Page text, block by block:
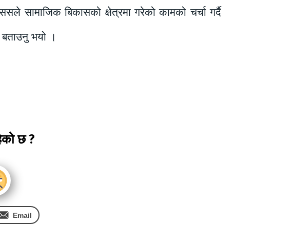
सामाजिक बिकासको क्षेत्रमा गरेको कामको चर्चा गर्दै
भयो ।
छ ?
Email